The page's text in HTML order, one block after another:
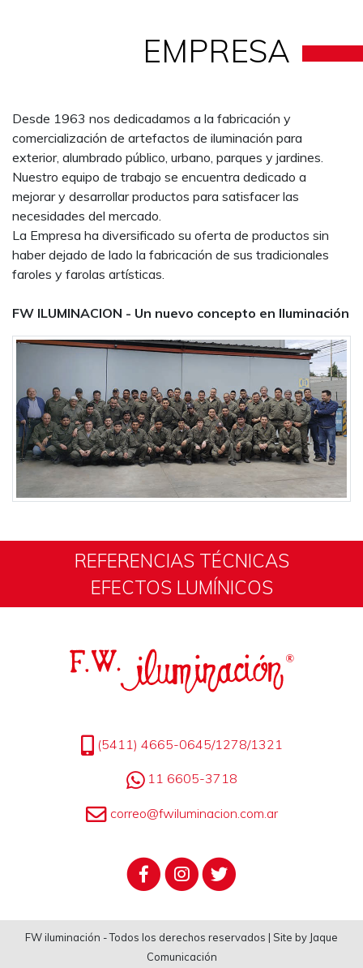
EMPRESA
Desde 1963 nos dedicadamos a la fabricación y
comercialización de artefactos de iluminación para
exterior, alumbrado público, urbano, parques y jardines.
Nuestro equipo de trabajo se encuentra dedicado a
mejorar y desarrollar productos para satisfacer las
necesidades del mercado.
La Empresa ha diversificado su oferta de productos sin
haber dejado de lado la fabricación de sus tradicionales
faroles y farolas artísticas.
FW ILUMINACION - Un nuevo concepto en Iluminación
REFERENCIAS TÉCNICAS
EFECTOS LUMÍNICOS
(5411) 4665-0645/1278/1321
11 6605-3718
correo@fwiluminacion.com.ar
FW iluminación - Todos los derechos reservados | Site by Jaque
Comunicación